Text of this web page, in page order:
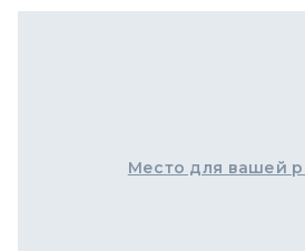
Место для вашей